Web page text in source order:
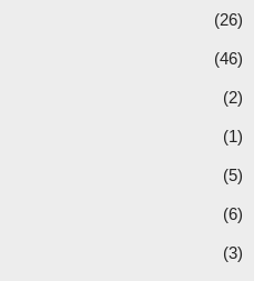
(26)
(46)
(2)
(1)
(5)
(6)
(3)